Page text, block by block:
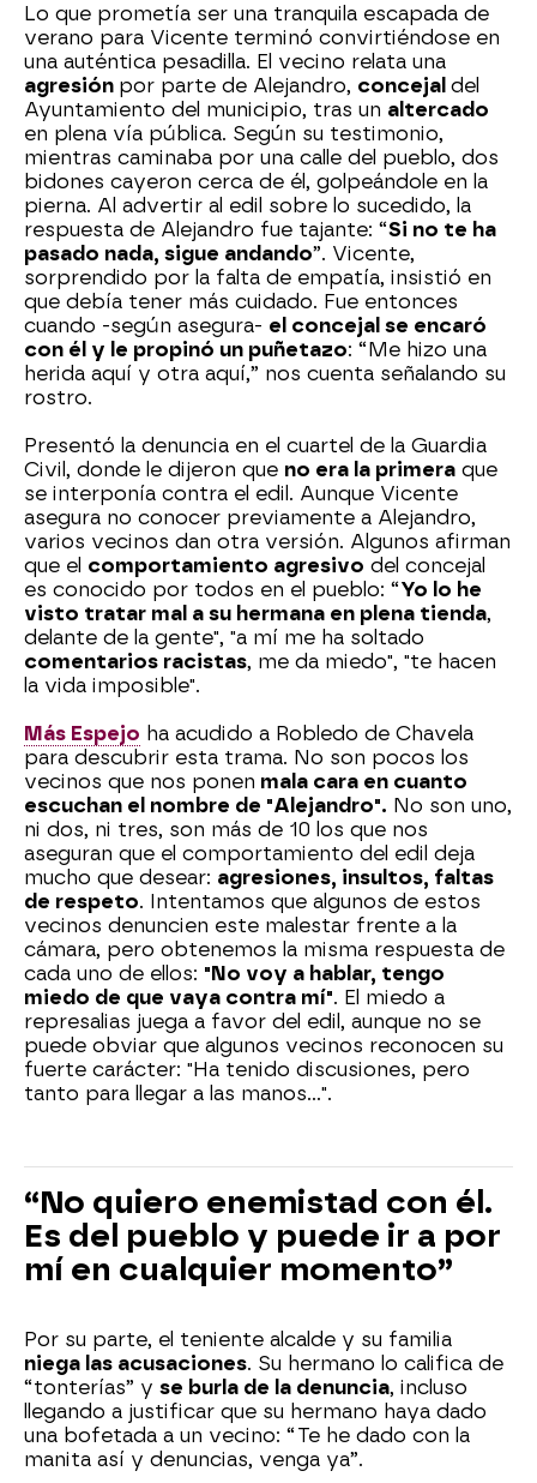
Lo que prometía ser una tranquila escapada de
verano para Vicente terminó convirtiéndose en
una auténtica pesadilla. El vecino relata una
agresión por parte de Alejandro, concejal del
Ayuntamiento del municipio, tras un altercado
en plena vía pública. Según su testimonio,
mientras caminaba por una calle del pueblo, dos
bidones cayeron cerca de él, golpeándole en la
pierna. Al advertir al edil sobre lo sucedido, la
respuesta de Alejandro fue tajante: “Si no te ha
pasado nada, sigue andando”. Vicente,
sorprendido por la falta de empatía, insistió en
que debía tener más cuidado. Fue entonces
cuando -según asegura- el concejal se encaró
con él y le propinó un puñetazo: “Me hizo una
herida aquí y otra aquí,” nos cuenta señalando su
rostro.
Presentó la denuncia en el cuartel de la Guardia
Civil, donde le dijeron que no era la primera que
se interponía contra el edil. Aunque Vicente
asegura no conocer previamente a Alejandro,
varios vecinos dan otra versión. Algunos afirman
que el comportamiento agresivo del concejal
es conocido por todos en el pueblo: “Yo lo he
visto tratar mal a su hermana en plena tienda,
delante de la gente", "a mí me ha soltado
comentarios racistas, me da miedo", "te hacen
la vida imposible".
Más Espejo ha acudido a Robledo de Chavela
para descubrir esta trama. No son pocos los
vecinos que nos ponen mala cara en cuanto
escuchan el nombre de "Alejandro". No son uno,
ni dos, ni tres, son más de 10 los que nos
aseguran que el comportamiento del edil deja
mucho que desear: agresiones, insultos, faltas
de respeto. Intentamos que algunos de estos
vecinos denuncien este malestar frente a la
cámara, pero obtenemos la misma respuesta de
cada uno de ellos: "No voy a hablar, tengo
miedo de que vaya contra mí". El miedo a
represalias juega a favor del edil, aunque no se
puede obviar que algunos vecinos reconocen su
fuerte carácter: "Ha tenido discusiones, pero
tanto para llegar a las manos...".
“No quiero enemistad con él.
Es del pueblo y puede ir a por
mí en cualquier momento”
Por su parte, el teniente alcalde y su familia
niega las acusaciones. Su hermano lo califica de
“tonterías” y se burla de la denuncia, incluso
llegando a justificar que su hermano haya dado
una bofetada a un vecino: “Te he dado con la
manita así y denuncias, venga ya”.